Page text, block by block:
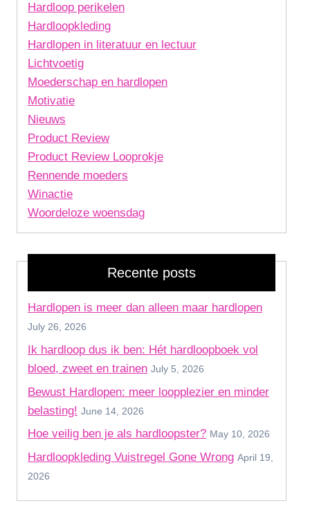
Hardloop perikelen
Hardloopkleding
Hardlopen in literatuur en lectuur
Lichtvoetig
Moederschap en hardlopen
Motivatie
Nieuws
Product Review
Product Review Looprokje
Rennende moeders
Winactie
Woordeloze woensdag
Recente posts
Hardlopen is meer dan alleen maar hardlopen
July 26, 2026
Ik hardloop dus ik ben: Hét hardloopboek vol
bloed, zweet en trainen July 5, 2026
Bewust Hardlopen: meer loopplezier en minder
belasting! June 14, 2026
Hoe veilig ben je als hardloopster? May 10, 2026
Hardloopkleding Vuistregel Gone Wrong April 19,
2026